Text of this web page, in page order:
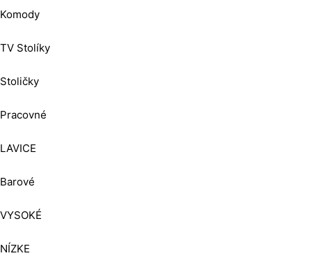
Komody
TV Stolíky
Stoličky
Pracovné
LAVICE
Barové
VYSOKÉ
NÍZKE